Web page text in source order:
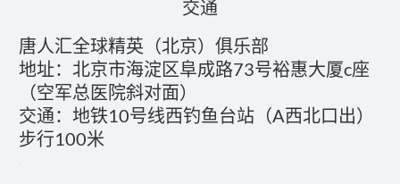
交通
唐人汇全球精英（北京）俱乐部
地址：北京市海淀区阜成路73号裕惠大厦c座
（空军总医院斜对面）
交通：地铁10号线西钓鱼台站（A西北口出）
步行100米